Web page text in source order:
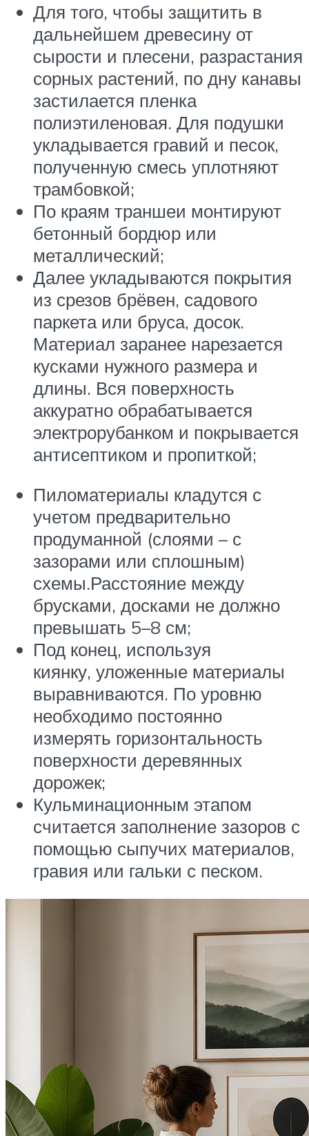
Для того, чтобы защитить в
дальнейшем древесину от
сырости и плесени, разрастания
сорных растений, по дну канавы
застилается пленка
полиэтиленовая. Для подушки
укладывается гравий и песок,
полученную смесь уплотняют
трамбовкой;
По краям траншеи монтируют
бетонный бордюр или
металлический;
Далее укладываются покрытия
из срезов брёвен, садового
паркета или бруса, досок.
Материал заранее нарезается
кусками нужного размера и
длины. Вся поверхность
аккуратно обрабатывается
электрорубанком и покрывается
антисептиком и пропиткой;
Пиломатериалы кладутся с
учетом предварительно
продуманной (слоями – с
зазорами или сплошным)
схемы.Расстояние между
брусками, досками не должно
превышать 5–8 см;
Под конец, используя
киянку, уложенные материалы
выравниваются. По уровню
необходимо постоянно
измерять горизонтальность
поверхности деревянных
дорожек;
Кульминационным этапом
считается заполнение зазоров с
помощью сыпучих материалов,
гравия или гальки с песком.